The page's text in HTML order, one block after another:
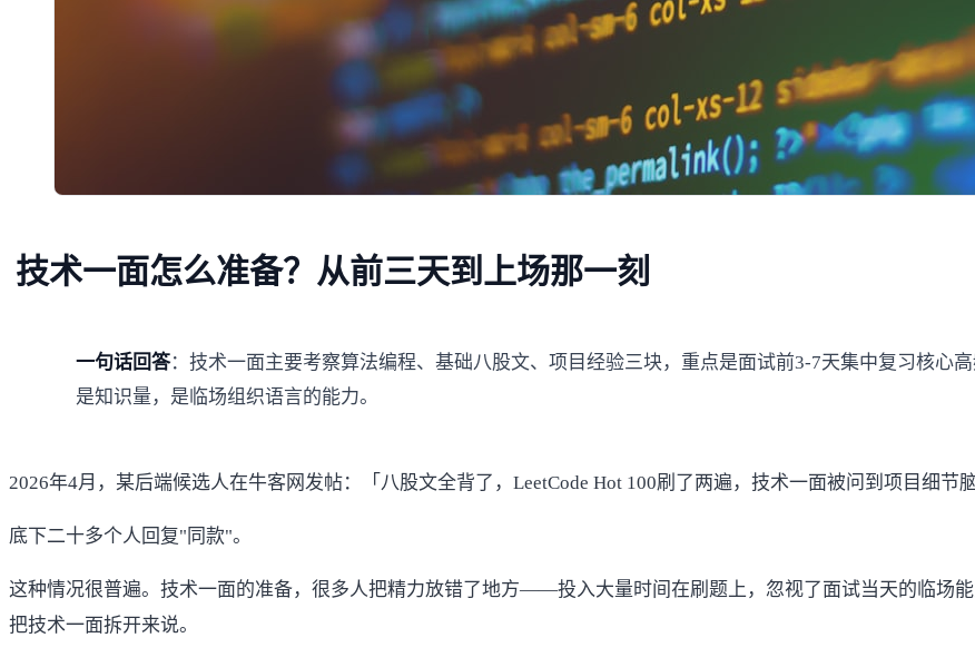
技术一面怎么准备？从前三天到上场那一刻
一句话回答：技术一面主要考察算法编程、基础八股文、项目经验三块，重点是面试前3-7天集中复习核心
是知识量，是临场组织语言的能力。
2026年4月，某后端候选人在牛客网发帖：「八股文全背了，LeetCode Hot 100刷了两遍，技术一面被问到项目细节
底下二十多个人回复"同款"。
这种情况很普遍。技术一面的准备，很多人把精力放错了地方——投入大量时间在刷题上，忽视了面试当天的临场
把技术一面拆开来说。